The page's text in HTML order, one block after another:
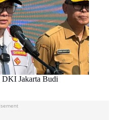
DKI Jakarta Budi